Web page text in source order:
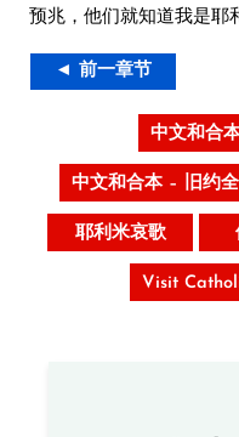
预兆，他们就知道我是耶
◄ 前一章节
中文和合
中文和合本 – 旧约
耶利米哀歌
Visit